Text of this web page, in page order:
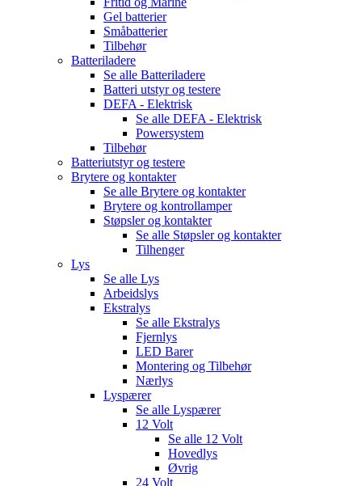
Gel batterier
Småbatterier
Tilbehør
Batteriladere
Se alle Batteriladere
Batteri utstyr og testere
DEFA - Elektrisk
Se alle DEFA - Elektrisk
Powersystem
Tilbehør
Batteriutstyr og testere
Brytere og kontakter
Se alle Brytere og kontakter
Brytere og kontrollamper
Støpsler og kontakter
Se alle Støpsler og kontakter
Tilhenger
Lys
Se alle Lys
Arbeidslys
Ekstralys
Se alle Ekstralys
Fjernlys
LED Barer
Montering og Tilbehør
Nærlys
Lyspærer
Se alle Lyspærer
12 Volt
Se alle 12 Volt
Hovedlys
Øvrig
24 Volt